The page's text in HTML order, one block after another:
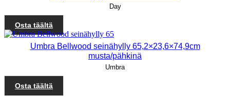
Day
Osta täältä
Umbra Bellwood seinähylly 65,2×23,6×74,9cm
musta/pähkinä
Umbra
Osta täältä